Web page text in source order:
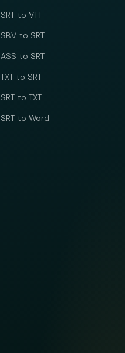
SRT to VTT
SBV to SRT
ASS to SRT
TXT to SRT
SRT to TXT
SRT to Word